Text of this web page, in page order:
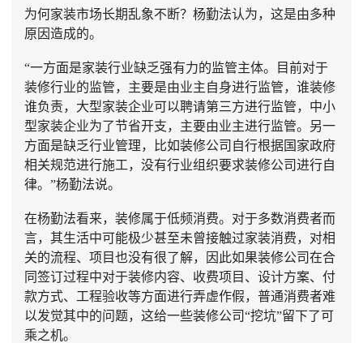
为何家装市场长期乱象不断？杨勤法认为，这是由多种
原因造成的。
“一方面是家装行业缺乏强有力的监管主体。目前对于
装修行业的监管，主要是由业主自身进行监管，谁装修
谁负责，大型家装企业可以聘请第三方进行监管，中小
型家装企业为了节省开支，主要由业主进行监管。另一
方面是缺乏行业管理，比如装修公司自行根据国家政府
相关规范进行施工，没有行业组织要求装修公司进行自
律。”杨勤法说。
在杨勤法看来，装修属于低频消费。对于多数消费者而
言，其生活中可能极少甚至未曾接触过家装消费，对相
关的流程、项目也没有很了解，因此如果装修公司在合
同签订过程中对于装修内容、收费项目、设计方案、付
款方式、工程验收等方面进行弄虚作假，普通消费者难
以发觉其中的问题，这给一些装修公司“挖坑”留下了可
乘之机。